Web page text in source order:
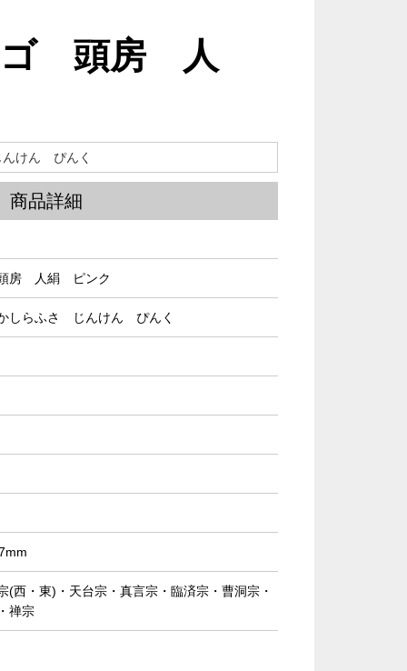
頭房 人
けん ぴんく
商品詳細
房 人絹 ピンク
らふさ じんけん ぴんく
(西・東)・天台宗・真言宗・臨済宗・曹洞宗・
禅宗